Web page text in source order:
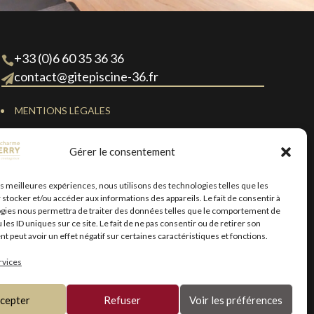
Gérer le consentement
meilleures expériences, nous utilisons des technologies telles que les
et/ou accéder aux informations des appareils. Le fait de consentir à
nous permettra de traiter des données telles que le comportement de
les ID uniques sur ce site. Le fait de ne pas consentir ou de retirer son
peut avoir un effet négatif sur certaines caractéristiques et fonctions.
Refuser Voir les préférences
+33 (0)6 60 35 36 36
contact@gitepiscine-36.fr
MENTIONS LÉGALES
POLITIQUE DE COOKIES (UE)
CONDITIONS GÉNÉRALES D’UTILISATION
PLAN DU SITE
DÉCLARATION D’ACCESSIBILITÉ (partiellement